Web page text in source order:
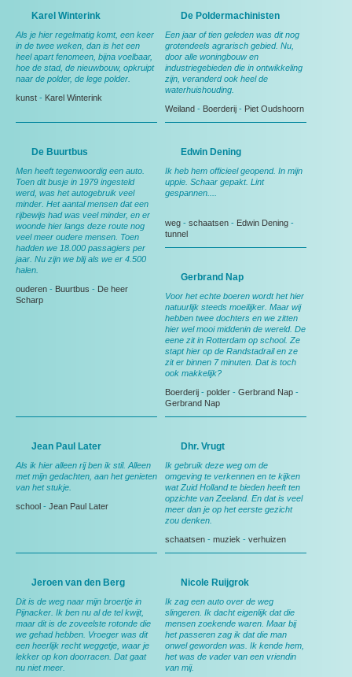
Karel Winterink
Als je hier regelmatig komt, een keer
in de twee weken, dan is het een
heel apart fenomeen, bijna voelbaar,
hoe de stad, de nieuwbouw, opkruipt
naar de polder, de lege polder.
kunst - Karel Winterink
De Poldermachinisten
Een jaar of tien geleden was dit nog
grotendeels agrarisch gebied. Nu,
door alle woningbouw en
industriegebieden die in ontwikkeling
zijn, veranderd ook heel de
waterhuishouding.
Weiland - Boerderij - Piet Oudshoorn
De Buurtbus
Men heeft tegenwoordig een auto.
Toen dit busje in 1979 ingesteld
werd, was het autogebruik veel
minder. Het aantal mensen dat een
rijbewijs had was veel minder, en er
woonde hier langs deze route nog
veel meer oudere mensen. Toen
hadden we 18.000 passagiers per
jaar. Nu zijn we blij als we er 4.500
halen.
ouderen - Buurtbus - De heer
Scharp
Edwin Dening
Ik heb hem officieel geopend. In mijn
uppie. Schaar gepakt. Lint
gespannen....
weg - schaatsen - Edwin Dening -
tunnel
Gerbrand Nap
Voor het echte boeren wordt het hier
natuurlijk steeds moeilijker. Maar wij
hebben twee dochters en we zitten
hier wel mooi middenin de wereld. De
eene zit in Rotterdam op school. Ze
stapt hier op de Randstadrail en ze
zit er binnen 7 minuten. Dat is toch
ook makkelijk?
Boerderij - polder - Gerbrand Nap -
Gerbrand Nap
Jean Paul Later
Als ik hier alleen rij ben ik stil. Alleen
met mijn gedachten, aan het genieten
van het stukje.
school - Jean Paul Later
Dhr. Vrugt
Ik gebruik deze weg om de
omgeving te verkennen en te kijken
wat Zuid Holland te bieden heeft ten
opzichte van Zeeland. En dat is veel
meer dan je op het eerste gezicht
zou denken.
schaatsen - muziek - verhuizen
Jeroen van den Berg
Dit is de weg naar mijn broertje in
Pijnacker. Ik ben nu al de tel kwijt,
maar dit is de zoveelste rotonde die
we gehad hebben. Vroeger was dit
een heerlijk recht weggetje, waar je
lekker op kon doorracen. Dat gaat
nu niet meer.
Nicole Ruijgrok
Ik zag een auto over de weg
slingeren. Ik dacht eigenlijk dat die
mensen zoekende waren. Maar bij
het passeren zag ik dat die man
onwel geworden was. Ik kende hem,
het was de vader van een vriendin
van mij.